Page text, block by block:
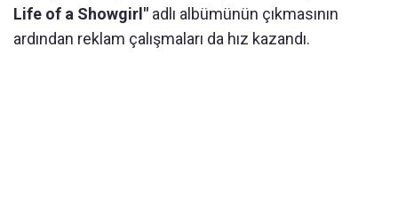
Life of a Showgirl" adlı albümünün çıkmasının
ardından reklam çalışmaları da hız kazandı.